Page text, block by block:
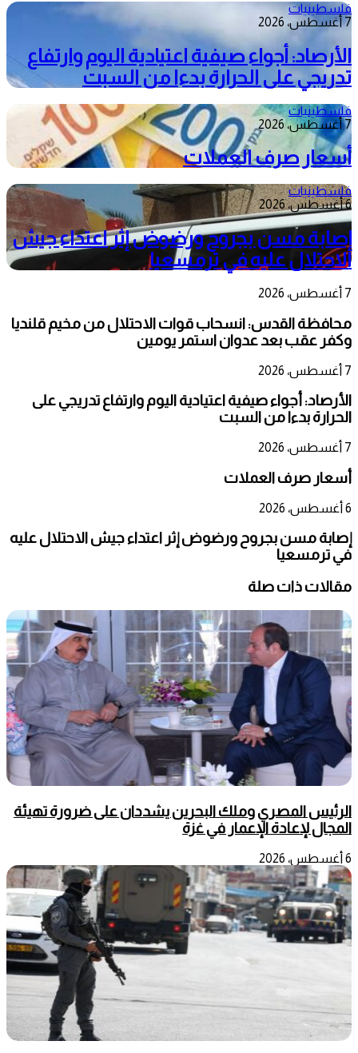
فلسطينيات
7 أغسطس، 2026
الأرصاد: أجواء صيفية اعتيادية اليوم وارتفاع
تدريجي على الحرارة بدءا من السبت
فلسطينيات
7 أغسطس، 2026
أسعار صرف العملات
فلسطينيات
6 أغسطس، 2026
إصابة مسن بجروح ورضوض إثر اعتداء جيش
الاحتلال عليه في ترمسعيا
7 أغسطس، 2026
محافظة القدس: انسحاب قوات الاحتلال من مخيم قلنديا
وكفر عقب بعد عدوان استمر يومين
7 أغسطس، 2026
الأرصاد: أجواء صيفية اعتيادية اليوم وارتفاع تدريجي على
الحرارة بدءا من السبت
7 أغسطس، 2026
أسعار صرف العملات
6 أغسطس، 2026
إصابة مسن بجروح ورضوض إثر اعتداء جيش الاحتلال عليه
في ترمسعيا
مقالات ذات صلة
الرئيس المصري وملك البحرين يشددان على ضرورة تهيئة
المجال لإعادة الإعمار في غزة
6 أغسطس، 2026